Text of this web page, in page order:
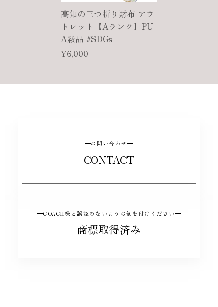
高知の三つ折り財布 アウ
トレット【Aランク】PU
A級品 #SDGs
¥6,000
お問い合わせ
CONTACT
COACH様と誤認のないようお気を付けください
商標取得済み